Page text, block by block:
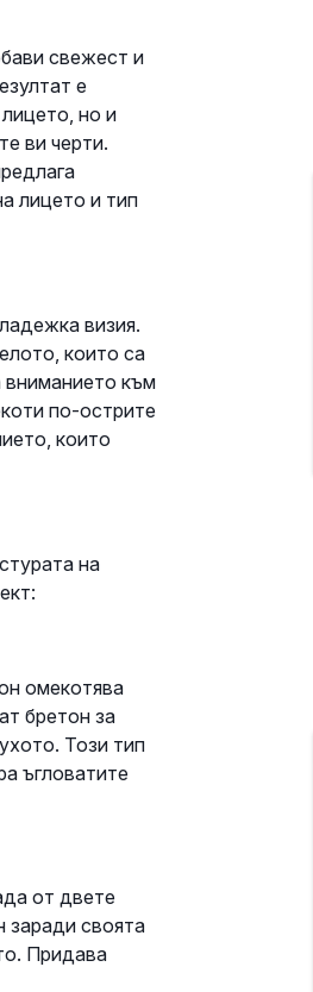
свежест и
е
но и
ви черти.
лицето и тип
визия.
които са
вниманието към
по-острите
които
на
омекотява
бретон за
Този тип
ъгловатите
от двете
заради своята
Придава